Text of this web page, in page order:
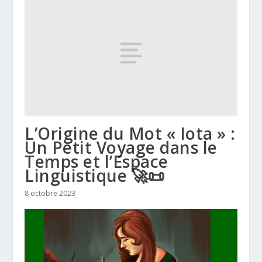
L’Origine du Mot « Iota » :
Un Petit Voyage dans le
Temps et l’Espace
Linguistique 🚀📜
8 octobre 2023